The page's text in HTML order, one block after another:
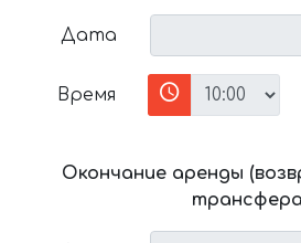
Дата
Время
Окончание аренды
трансфера